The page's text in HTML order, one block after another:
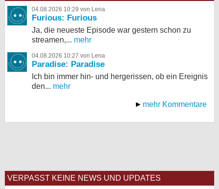
04.08.2026 10:29 von Lena
Furious: Furious
Ja, die neueste Episode war gestern schon zu
streamen,... mehr
04.08.2026 10:27 von Lena
Paradise: Paradise
Ich bin immer hin- und hergerissen, ob ein Ereignis
den... mehr
mehr Kommentare
VERPASST KEINE NEWS UND UPDATES